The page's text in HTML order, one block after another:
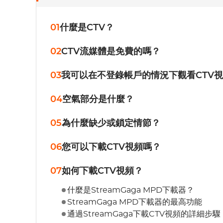
01什麼是CTV？
02CTV流媒體是免費的嗎？
03我可以在不登錄帳戶的情況下觀看CTV
04空氣部分是什麼？
05為什麼缺少或鎖定情節？
06您可以下載CTV視頻嗎？
07如何下載CTV視頻？
什麼是StreamGaga MPD下載器？
StreamGaga MPD下載器的最高功能
通過StreamGaga下載CTV視頻的詳細步驟